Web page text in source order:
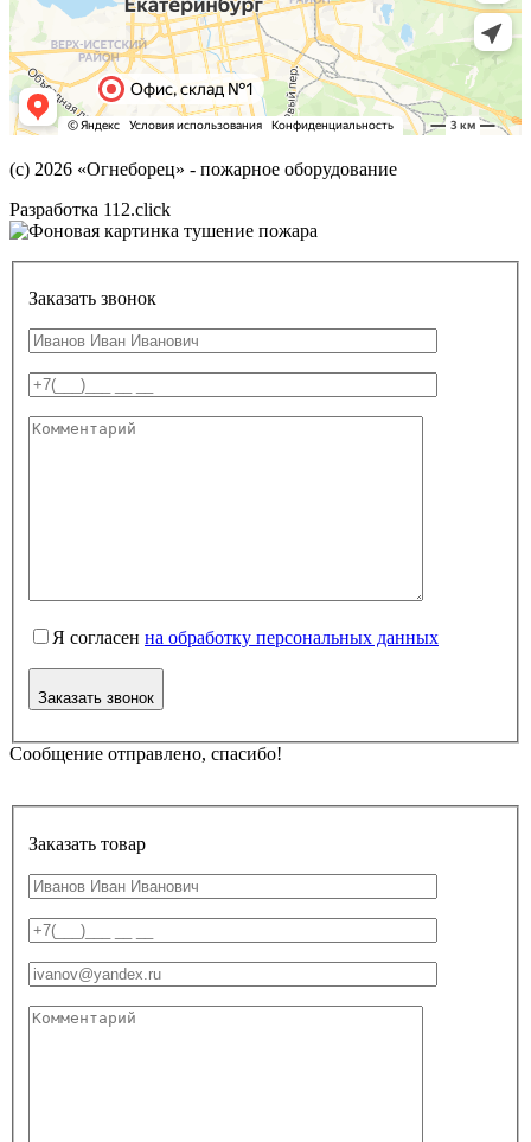
(с) 2026 «Огнеборец» - пожарное оборудование
Разработка 112.click
Заказать звонок
Я согласен на обработку персональных данных
Заказать звонок
Сообщение отправлено, спасибо!
Заказать товар